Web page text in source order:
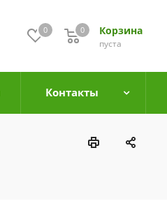
0 Корзина
0
пуста
0
Контакты